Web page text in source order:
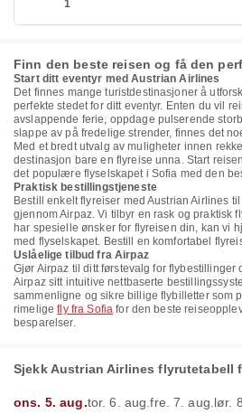
1
Finn den beste reisen og få den
Start ditt eventyr med Austrian Airlines
Det finnes mange turistdestinasjoner å
perfekte stedet for ditt eventyr. Enten du vil
avslappende ferie, oppdage pulserende
slappe av på fredelige strender, finnes det
Med et bredt utvalg av muligheter innen
destinasjon bare en flyreise unna. Start
det populære flyselskapet i Sofia med den
Praktisk bestillingstjeneste
Bestill enkelt flyreiser med Austrian Airlines
gjennom Airpaz. Vi tilbyr en rask og praktisk
har spesielle ønsker for flyreisen din, kan vi
med flyselskapet. Bestill en komfortabel
Uslåelige tilbud fra Airpaz
Gjør Airpaz til ditt førstevalg for flybestillinger
Airpaz sitt intuitive nettbaserte
sammenligne og sikre billige flybilletter som
rimeligefly fra Sofia for den beste
besparelser.
Sjekk Austrian Airlines flyrutetabell
ons. 5. aug.tor. 6. aug.fre. 7. aug. lør.